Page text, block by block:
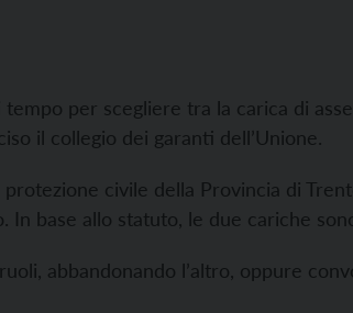
per scegliere tra la carica di
il collegio dei garanti dell’Unione.
civile della Provincia di
In base allo statuto, le due cariche
abbandonando l’altro, oppure